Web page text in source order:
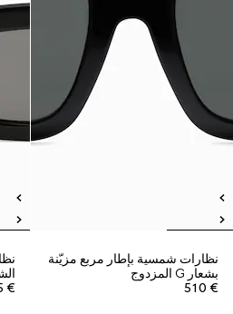
نظارات شمسية بإطار مربع مزيّنة
بشعار G المزدوج
€ 510
€ 495